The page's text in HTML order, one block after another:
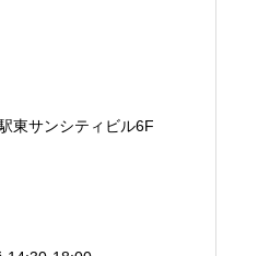
東サンシティビル6F